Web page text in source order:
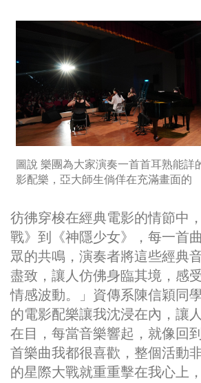
圖說 樂團為大家演奏一首首耳熟能詳
影配樂，亞大師生倘佯在充滿畫面的
彷彿穿梭在經典電影的情節中
戰》到《神隱少女》，每一首
眾的共鳴，演奏者將這些經典
盡致，讓人仿佛身臨其境，感
情感波動。」資傳系陳信穎同
的電影配樂讓我沈浸在內，讓
在目，每當音樂響起，就像回
首樂曲我都很喜歡，整個活動
的星際大戰就重重擊在我心上